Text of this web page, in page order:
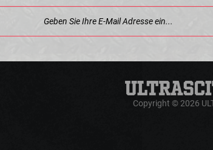
Copyright © 2026